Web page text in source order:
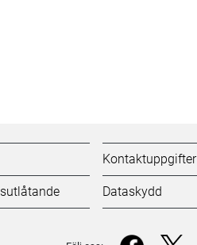
Kontaktuppgifter
Dataskydd